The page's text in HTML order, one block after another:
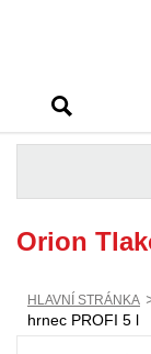
Orion
HLAVNÍ STRÁNKA
hrnec PROFI 5 l